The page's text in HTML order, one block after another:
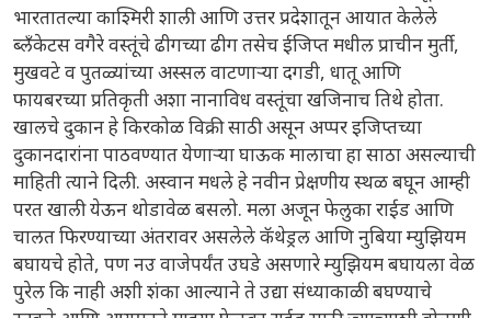
भारतातल्या काश्मिरी शाली आणि उत्तर प्रदेशातून आयात केलेले
ब्लँकेटस वगैरे वस्तूंचे ढीगच्या ढीग तसेच ईजिप्त मधील प्राचीन मुर्ती,
मुखवटे व पुतळ्यांच्या अस्सल वाटणाऱ्या दगडी, धातू आणि
फायबरच्या प्रतिकृती अशा नानाविध वस्तूंचा खजिनाच तिथे होता.
खालचे दुकान हे किरकोळ विक्री साठी असून अप्पर इजिप्तच्या
दुकानदारांना पाठवण्यात येणाऱ्या घाऊक मालाचा हा साठा असल्याची
माहिती त्याने दिली. अस्वान मधले हे नवीन प्रेक्षणीय स्थळ बघून आम्ही
परत खाली येऊन थोडावेळ बसलो. मला अजून फेलुका राईड आणि
चालत फिरण्याच्या अंतरावर असलेले कॅथेड्रल आणि नुबिया म्युझियम
बघायचे होते, पण नउ वाजेपर्यंत उघडे असणारे म्युझियम बघायला वेळ
पुरेल कि नाही अशी शंका आल्याने ते उद्या संध्याकाळी बघण्याचे